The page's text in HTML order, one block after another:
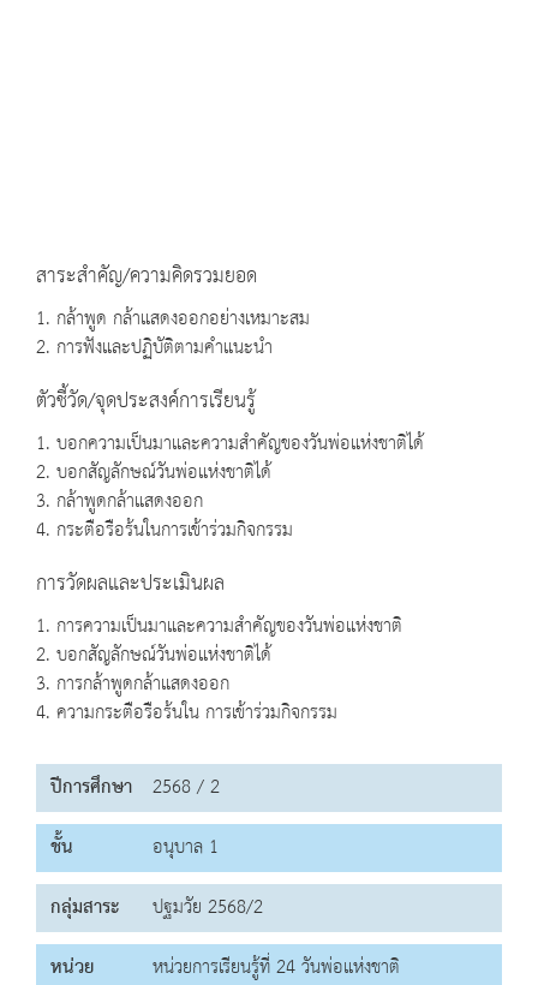
สาระสำคัญ/ความคิดรวมยอด
1. กล้าพูด กล้าแสดงออกอย่างเหมาะสม
2. การฟังและปฏิบัติตามคำแนะนำ
ตัวชี้วัด/จุดประสงค์การเรียนรู้
1. บอกความเป็นมาและความสำคัญของวันพ่อแห่งชาติได้
2. บอกสัญลักษณ์วันพ่อแห่งชาติได้
3. กล้าพูดกล้าแสดงออก
4. กระตือรือร้นในการเข้าร่วมกิจกรรม
การวัดผลและประเมินผล
1. การความเป็นมาและความสำคัญของวันพ่อแห่งชาติ
2. บอกสัญลักษณ์วันพ่อแห่งชาติได้
3. การกล้าพูดกล้าแสดงออก
4. ความกระตือรือร้นใน การเข้าร่วมกิจกรรม
ปีการศึกษา 2568 / 2
ชั้น
อนุบาล 1
กลุ่มสาระ
ปฐมวัย 2568/2
หน่วย
หน่วยการเรียนรู้ที่ 24 วันพ่อแห่งชาติ